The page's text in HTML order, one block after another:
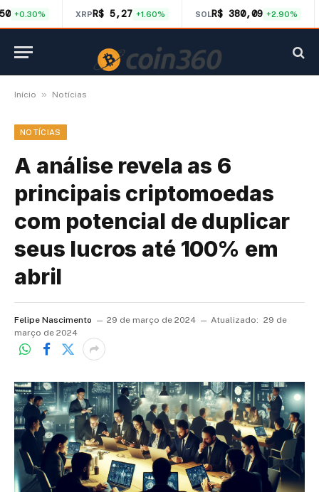
+0.30% XRPR$ 5,27 +1.60% SOLR$ 380,09 +2.90%
Início » Notícias
NOTÍCIAS
A análise revela as 6
principais criptomoedas
com potencial de duplicar
seus lucros até 100% em
abril
Felipe Nascimento 29 de março de 2024 Atualizado: 29 de
março de 2024